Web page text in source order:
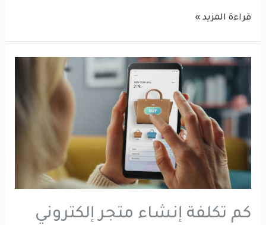
تكلفة
|
الأسعار
والعوامل
المؤثرة
قراءة المزيد »
كم تكلفة إنشاء متجر إلكتروني